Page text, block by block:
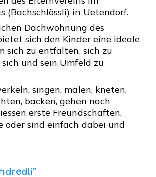
(Bachschlössli) in Uetendorf.
Dachwohnung des
sich den Kinder eine ideale
sich zu entfalten, sich zu
und sein Umfeld zu
singen, malen, kneten,
backen, gehen nach
erste Freundschaften,
oder sind einfach dabei und